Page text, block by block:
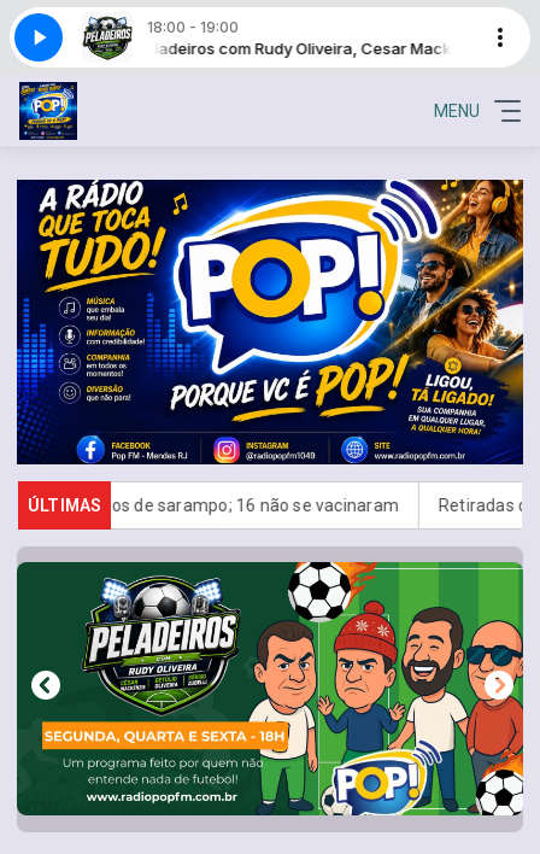
18:00 - 19:00
Peladeiros com Rudy Oliveira, Cesar Mackenzie,
MENU
ÚLTIMAS
de sarampo; 16 não se vacinaram Retiradas da poupança